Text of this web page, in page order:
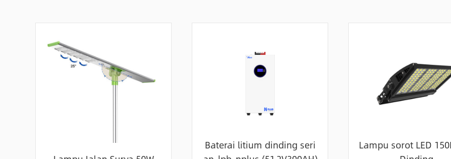
Baterai litium dinding seri
Lampu sorot LED